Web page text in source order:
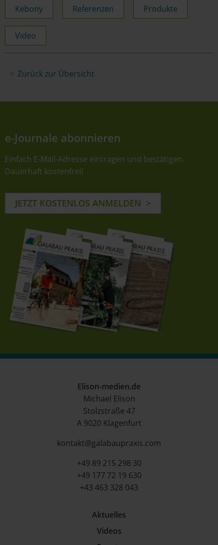
Kebony Referenzen Produkte
Video
Zurück zur Übersicht
e-Journale abonnieren
Einfach E-Mail-Adresse eintragen und bestätigen.
Dauerhaft kostenfrei!
JETZT KOSTENLOS ANMELDEN
Elison-medien.de
Michael Elison
Stolzstraße 47
A 9020 Klagenfurt
kontakt@galabaupraxis.com
+49 89 215 298 30
+49 177 72 19 630
+43 463 328 043
Aktuelles
Videos